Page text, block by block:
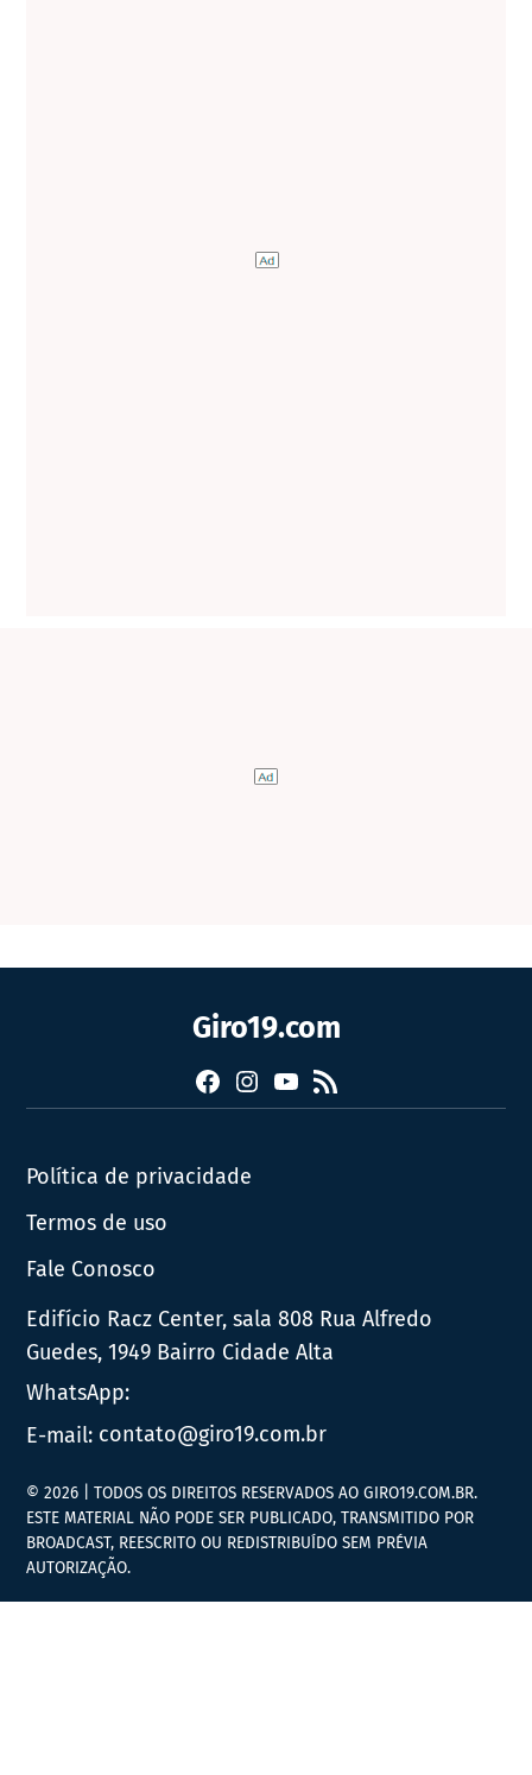
Giro19.com
FacebookInstagram
YouTube
RSS
Política de privacidade
Termos de uso
Fale Conosco
Edifício Racz Center, sala 808 Rua Alfredo
Guedes, 1949 Bairro Cidade Alta
WhatsApp:
E-mail: contato@giro19.com.br
© 2026 | TODOS OS DIREITOS RESERVADOS AO GIRO19.COM.BR.
ESTE MATERIAL NÃO PODE SER PUBLICADO, TRANSMITIDO POR
BROADCAST, REESCRITO OU REDISTRIBUÍDO SEM PRÉVIA
AUTORIZAÇÃO.